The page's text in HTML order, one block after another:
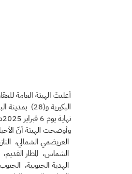
أعلنتْ الهيئة العامة للعقار عن بدء
نهاية يوم 6 فبراير 2025م الموافق 7 شعبان 1446هـ.
وأوضحت الهيئة أنّ
العريضمي الشمالي،
الشماس، المطار
الهدية الجنوبية،